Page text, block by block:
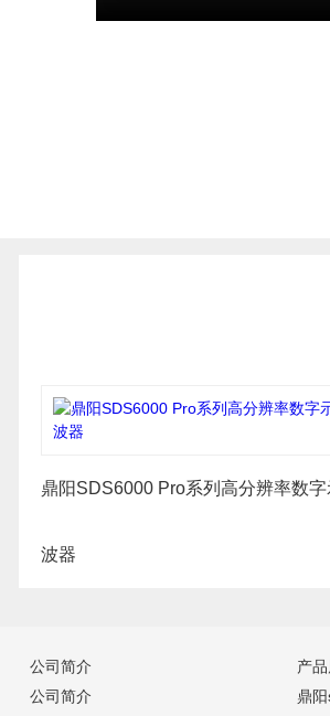
鼎阳SDS6000 Pro系列高分辨率数字
波器
公司简介
公司简介
产
鼎